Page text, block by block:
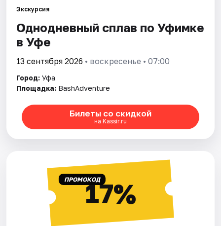
Площадки
Артисты
Экскурсия
Однодневный сплав по Уфимке
в Уфе
13 сентября 2026 • воскресенье • 07:00
Город: Уфа
Площадка: BashAdventure
Билеты со скидкой
на Kassir.ru
ПРОМОКОД17%